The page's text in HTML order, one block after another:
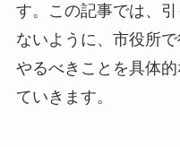
す。この記事では、
ないように、市役所
やるべきことを具体
ていきます。